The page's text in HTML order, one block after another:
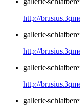
gallerie-
http://
gallerie-
http://
gallerie-
http://
gallerie-